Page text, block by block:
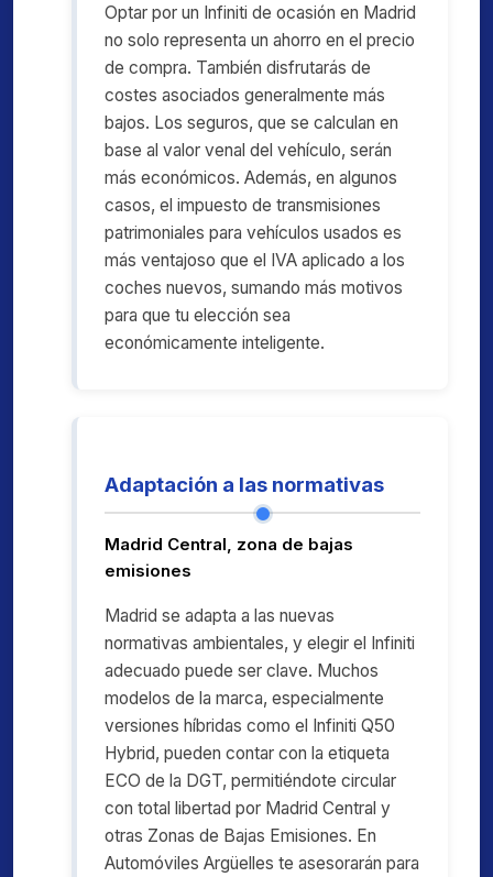
Optar por un Infiniti de ocasión en Madrid
no solo representa un ahorro en el precio
de compra. También disfrutarás de
costes asociados generalmente más
bajos. Los seguros, que se calculan en
base al valor venal del vehículo, serán
más económicos. Además, en algunos
casos, el impuesto de transmisiones
patrimoniales para vehículos usados es
más ventajoso que el IVA aplicado a los
coches nuevos, sumando más motivos
para que tu elección sea
económicamente inteligente.
Adaptación a las normativas
Madrid Central, zona de bajas
emisiones
Madrid se adapta a las nuevas
normativas ambientales, y elegir el Infiniti
adecuado puede ser clave. Muchos
modelos de la marca, especialmente
versiones híbridas como el Infiniti Q50
Hybrid, pueden contar con la etiqueta
ECO de la DGT, permitiéndote circular
con total libertad por Madrid Central y
otras Zonas de Bajas Emisiones. En
Automóviles Argüelles te asesorarán para